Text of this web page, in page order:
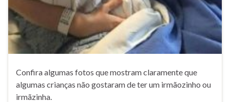
Confira algumas fotos que mostram claramente que
algumas crianças não gostaram de ter um irmãozinho ou
irmãzinha.